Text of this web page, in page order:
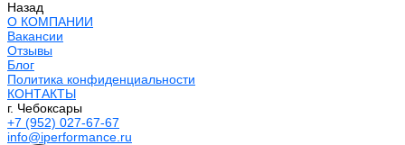
Назад
О КОМПАНИИ
Вакансии
Отзывы
Блог
Политика конфиденциальности
КОНТАКТЫ
г. Чебоксары
+7 (952) 027-67-67
info@iperformance.ru